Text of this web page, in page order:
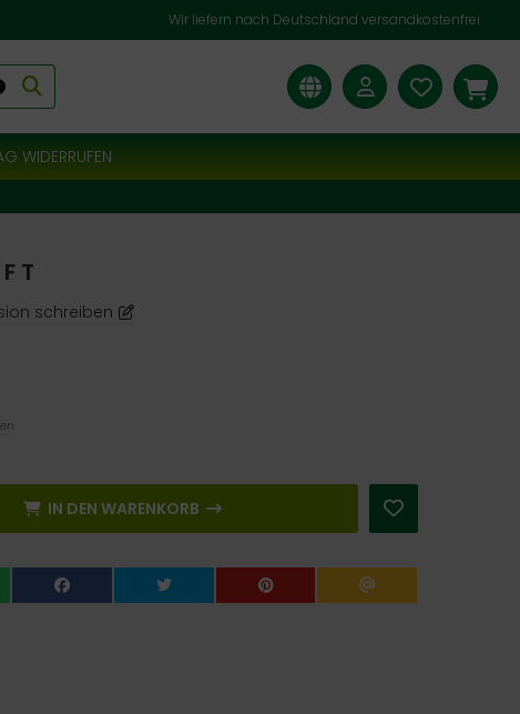
Wir liefern nach Deutschland versandkostenfrei
WIDERRUFEN
T
schreiben
IN DEN WARENKORB